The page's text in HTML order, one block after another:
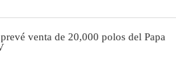
venta de 20,000 polos del Papa